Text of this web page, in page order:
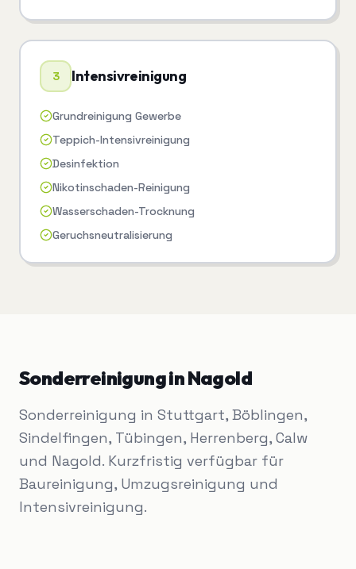
3 Intensivreinigung
Grundreinigung Gewerbe
Teppich-Intensivreinigung
Desinfektion
Nikotinschaden-Reinigung
Wasserschaden-Trocknung
Geruchsneutralisierung
SonderreinigunginNagold
Sonderreinigung in Stuttgart, Böblingen,
Sindelfingen, Tübingen, Herrenberg, Calw
und Nagold. Kurzfristig verfügbar für
Baureinigung, Umzugsreinigung und
Intensivreinigung.